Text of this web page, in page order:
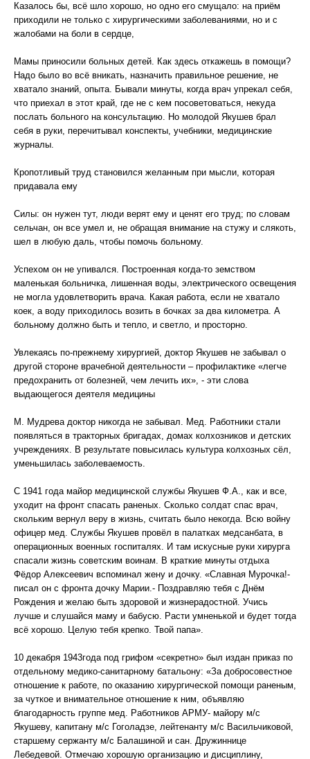
Казалось бы, всё шло хорошо, но одно его смущало: на приём
приходили не только с хирургическими заболеваниями, но и с
жалобами на боли в сердце,
Мамы приносили больных детей. Как здесь откажешь в помощи?
Надо было во всё вникать, назначить правильное решение, не
хватало знаний, опыта. Бывали минуты, когда врач упрекал себя,
что приехал в этот край, где не с кем посоветоваться, некуда
послать больного на консультацию. Но молодой Якушев брал
себя в руки, перечитывал конспекты, учебники, медицинские
журналы.
Кропотливый труд становился желанным при мысли, которая
придавала ему
Силы: он нужен тут, люди верят ему и ценят его труд; по словам
сельчан, он все умел и, не обращая внимание на стужу и слякоть,
шел в любую даль, чтобы помочь больному.
Успехом он не упивался. Построенная когда-то земством
маленькая больничка, лишенная воды, электрического освещения
не могла удовлетворить врача. Какая работа, если не хватало
коек, а воду приходилось возить в бочках за два километра. А
больному должно быть и тепло, и светло, и просторно.
Увлекаясь по-прежнему хирургией, доктор Якушев не забывал о
другой стороне врачебной деятельности – профилактике «легче
предохранить от болезней, чем лечить их», - эти слова
выдающегося деятеля медицины
М. Мудрева доктор никогда не забывал. Мед. Работники стали
появляться в тракторных бригадах, домах колхозников и детских
учреждениях. В результате повысилась культура колхозных сёл,
уменьшилась заболеваемость.
С 1941 года майор медицинской службы Якушев Ф.А., как и все,
уходит на фронт спасать раненых. Сколько солдат спас врач,
скольким вернул веру в жизнь, считать было некогда. Всю войну
офицер мед. Службы Якушев провёл в палатках медсанбата, в
операционных военных госпиталях. И там искусные руки хирурга
спасали жизнь советским воинам. В краткие минуты отдыха
Фёдор Алексеевич вспоминал жену и дочку. «Славная Мурочка!-
писал он с фронта дочку Марии.- Поздравляю тебя с Днём
Рождения и желаю быть здоровой и жизнерадостной. Учись
лучше и слушайся маму и бабусю. Расти умненькой и будет тогда
всё хорошо. Целую тебя крепко. Твой папа».
10 декабря 1943года под грифом «секретно» был издан приказ по
отдельному медико-санитарному батальону: «За добросовестное
отношение к работе, по оказанию хирургической помощи раненым,
за чуткое и внимательное отношение к ним, объявляю
благодарность группе мед. Работников АРМУ- майору м/с
Якушеву, капитану м/с Гоголадзе, лейтенанту м/с Васильчиковой,
старшему сержанту м/с Балашиной и сан. Дружиннице
Лебедевой. Отмечаю хорошую организацию и дисциплину,